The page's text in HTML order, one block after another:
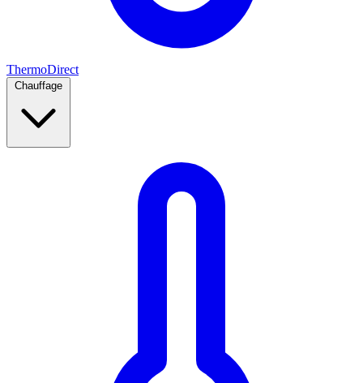
ThermoDirect